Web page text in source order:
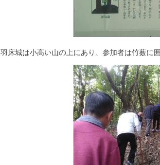
羽床城は小高い山の上にあり、参加者は竹薮に